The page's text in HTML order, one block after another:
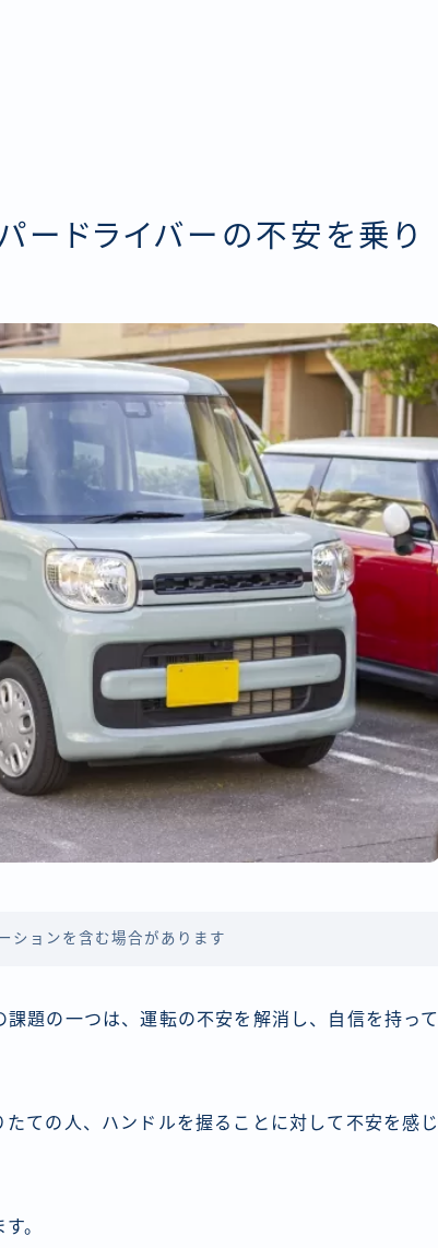
ードライバーの不安を乗り
ションを含む場合があります
題の一つは、運転の不安を解消し、自信を持って
ての人、ハンドルを握ることに対して不安を感じ
。